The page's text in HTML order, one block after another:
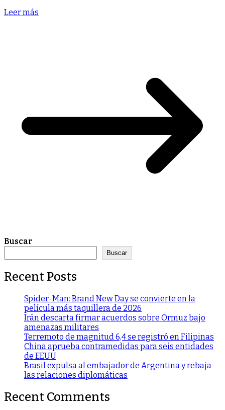
Leer más
Buscar
Buscar
Recent Posts
Spider-Man: Brand New Day se convierte en la
película más taquillera de 2026
Irán descarta firmar acuerdos sobre Ormuz bajo
amenazas militares
Terremoto de magnitud 6,4 se registró en Filipinas
China aprueba contramedidas para seis entidades
de EEUU
Brasil expulsa al embajador de Argentina y rebaja
las relaciones diplomáticas
Recent Comments